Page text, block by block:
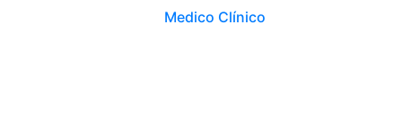
Medico Clínico